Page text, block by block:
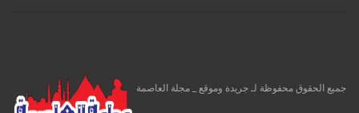
جميع الحقوق محفوظة لـ جريدة وموقع _ مجلة العاصمة